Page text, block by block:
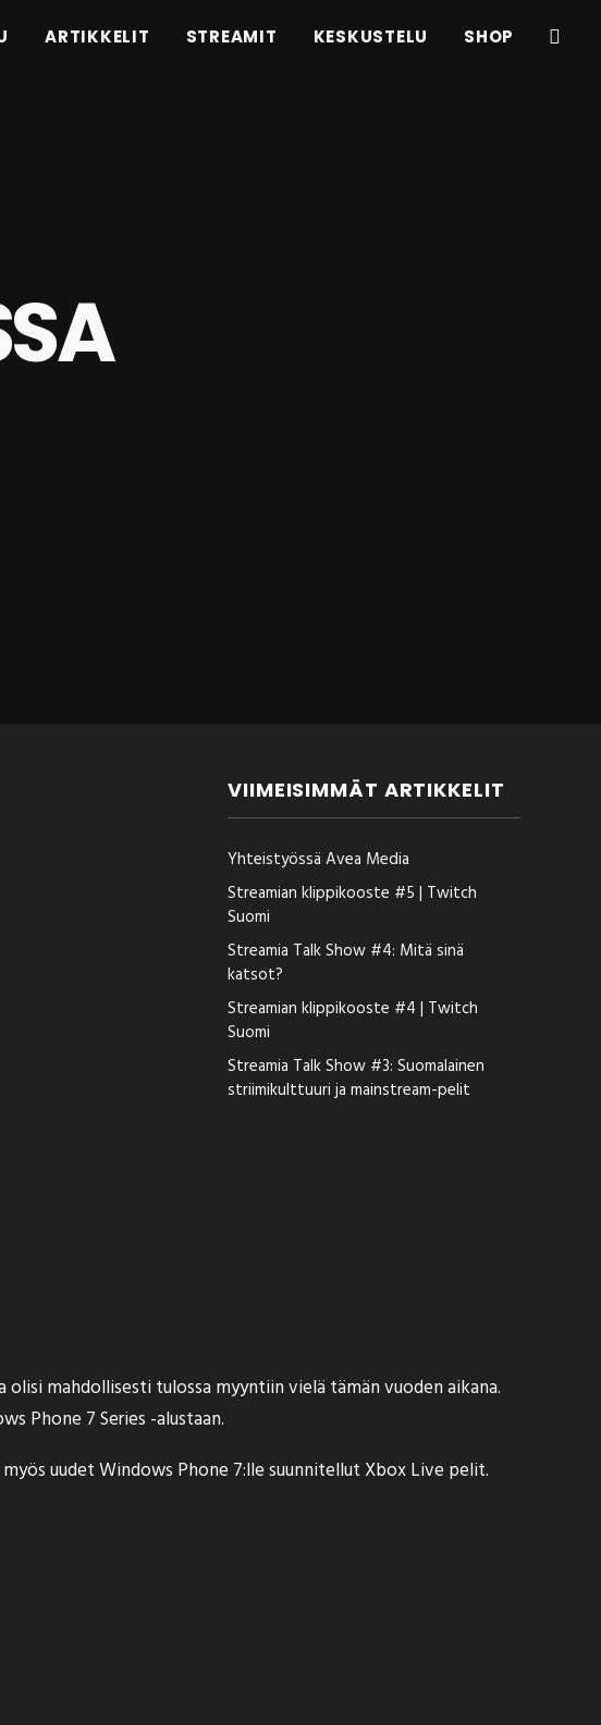
ARTIKKELIT STREAMIT KESKUSTELU SHOP
VIIMEISIMMÄT ARTIKKELIT
Yhteistyössä Avea Media
Streamian klippikooste #5 | Twitch
Suomi
Streamia Talk Show #4: Mitä sinä
katsot?
Streamian klippikooste #4 | Twitch
Suomi
Streamia Talk Show #3: Suomalainen
striimikulttuuri ja mainstream-pelit
mahdollisesti tulossa myyntiin vielä tämän vuoden aikana.
Phone 7 Series -alustaan.
uudet Windows Phone 7:lle suunnitellut Xbox Live pelit.